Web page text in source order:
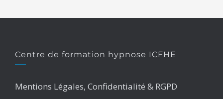
Centre de formation hypnose ICFHE
Mentions Légales, Confidentialité & RGPD